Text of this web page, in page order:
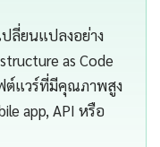
ลี่ยนแปลงอย่าง
as Code
ต์แวร์ที่มีคุณภาพสูง
app, API หรือ